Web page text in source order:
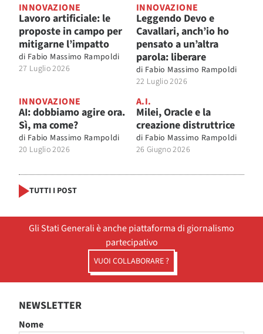
INNOVAZIONE
Lavoro artificiale: le
proposte in campo per
mitigarne l’impatto
di Fabio Massimo Rampoldi
27 Luglio 2026
INNOVAZIONE
Leggendo Devo e
Cavallari, anch’io ho
pensato a un’altra
parola: liberare
di Fabio Massimo Rampoldi
22 Luglio 2026
INNOVAZIONE
AI: dobbiamo agire ora.
Sì, ma come?
di Fabio Massimo Rampoldi
20 Luglio 2026
A.I.
Milei, Oracle e la
creazione distruttrice
di Fabio Massimo Rampoldi
26 Giugno 2026
TUTTI I POST
Gli Stati Generali è anche piattaforma di giornalismo
partecipativo
VUOI COLLABORARE ?
NEWSLETTER
Nome